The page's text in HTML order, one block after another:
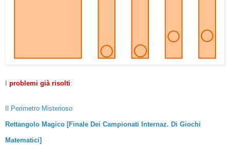
I problemi già risolti:
Il Perimetro Misterioso
Rettangolo Magico [Finale Dei Campionati Internaz. Di Giochi
Matematici]